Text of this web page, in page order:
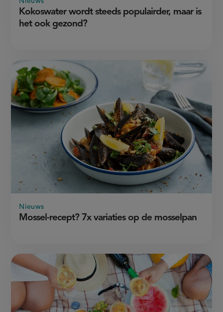
Kokoswater wordt steeds populairder, maar is
het ook gezond?
Mossel-recept? 7x variaties op de mosselpan
Nieuws